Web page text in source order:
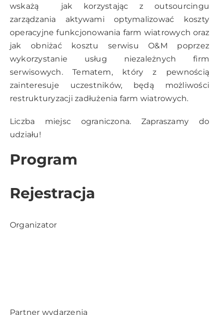
wskażą jak korzystając z outsourcingu
zarządzania aktywami optymalizować koszty
operacyjne funkcjonowania farm wiatrowych oraz
jak obniżać kosztu serwisu O&M poprzez
wykorzystanie usług niezależnych firm
serwisowych. Tematem, który z pewnością
zainteresuje uczestników, będą możliwości
restrukturyzacji zadłużenia farm wiatrowych.
Liczba miejsc ograniczona. Zapraszamy do
udziału!
Program
Rejestracja
Organizator
Partner wydarzenia